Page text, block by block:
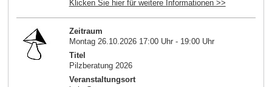
Klicken Sie hier für weitere Informationen >>
Zeitraum
Montag 26.10.2026 17:00 Uhr - 19:00 Uhr
Titel
Pilzberatung 2026
Veranstaltungsort